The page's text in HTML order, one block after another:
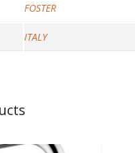
FOSTER
ITALY